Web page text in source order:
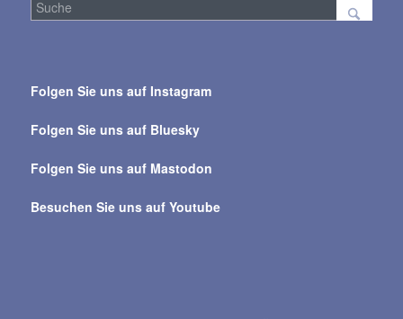
alle
Folgen Sie uns auf Instagram
Folgen Sie uns auf Bluesky
Folgen Sie uns auf Mastodon
Besuchen Sie uns auf Youtube